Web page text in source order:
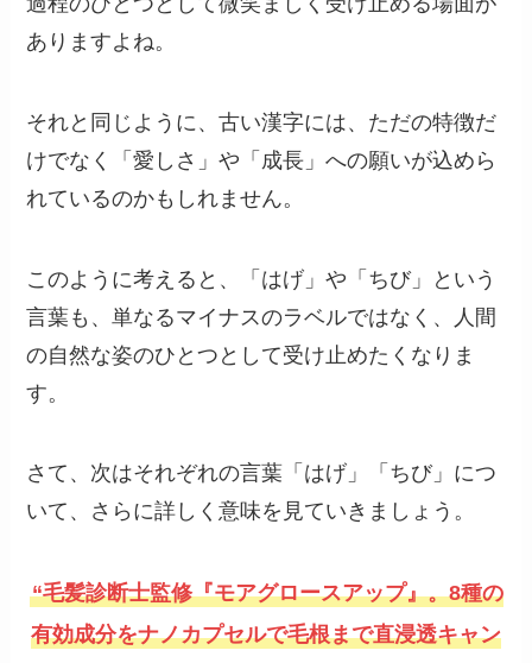
ありますよね。
それと同じように、古い漢字には、ただの特徴だ
けでなく「愛しさ」や「成長」への願いが込めら
れているのかもしれません。
このように考えると、「はげ」や「ちび」という
言葉も、単なるマイナスのラベルではなく、人間
の自然な姿のひとつとして受け止めたくなりま
す。
さて、次はそれぞれの言葉「はげ」「ちび」につ
いて、さらに詳しく意味を見ていきましょう。
“毛髪診断士監修『モアグロースアップ』。8種の
有効成分をナノカプセルで毛根まで直浸透キャン